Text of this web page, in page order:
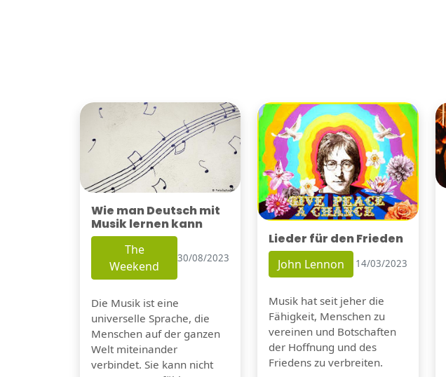
Wie man Deutsch mit
Musik lernen kann
The
Weekend
30/08/2023
Die Musik ist eine
universelle Sprache, die
Menschen auf der ganzen
Welt miteinander
verbindet. Sie kann nicht
Lieder für den Frieden
John Lennon 14/03/2023
Musik hat seit jeher die
Fähigkeit, Menschen zu
vereinen und Botschaften
der Hoffnung und des
Friedens zu verbreiten.